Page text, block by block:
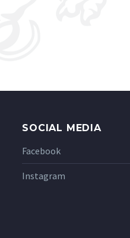
SOCIAL MEDIA
Facebook
Instagram